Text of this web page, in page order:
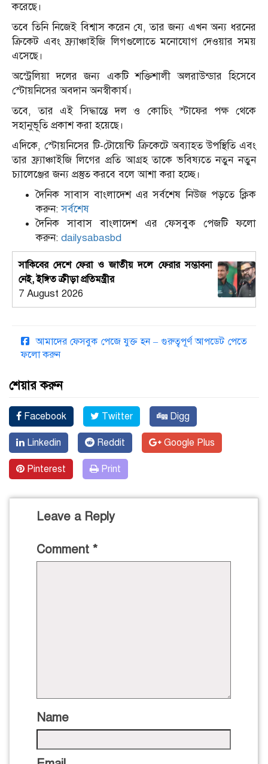
করেছে।
তবে তিনি নিজেই বিশ্বাস করেন যে, তার জন্য এখন অন্য ধরনের
ক্রিকেট এবং ফ্র্যাঞ্চাইজি লিগগুলোতে মনোযোগ দেওয়ার সময়
এসেছে।
অস্ট্রেলিয়া দলের জন্য একটি শক্তিশালী অলরাউন্ডার হিসেবে
স্টোয়নিসের অবদান অনস্বীকার্য।
তবে, তার এই সিদ্ধান্তে দল ও কোচিং স্টাফের পক্ষ থেকে
সহানুভূতি প্রকাশ করা হয়েছে।
এদিকে, স্টোয়নিসের টি-টোয়েন্টি ক্রিকেটে অব্যাহত উপস্থিতি এবং
তার ফ্র্যাঞ্চাইজি লিগের প্রতি আগ্রহ তাকে ভবিষ্যতে নতুন নতুন
চ্যালেঞ্জের জন্য প্রস্তুত করবে বলে আশা করা হচ্ছে।
দৈনিক সাবাস বাংলাদেশ এর সর্বশেষ নিউজ পড়তে ক্লিক
করুন:সর্বশেষ
দৈনিক সাবাস বাংলাদেশ এর ফেসবুক পেজটি ফলো
করুন: dailysabasbd
সাকিবের দেশে ফেরা ও জাতীয় দলে ফেরার সম্ভাবনা
নেই, ইঙ্গিত ক্রীড়া প্রতিমন্ত্রীর
7 August 2026
আমাদের ফেসবুক পেজে যুক্ত হন – গুরুত্বপূর্ণ আপডেট পেতে
ফলো করুন
শেয়ার করুন
Facebook Twitter Digg
Linkedin Reddit Google Plus
Pinterest Print
Leave a Reply
Comment *
Name